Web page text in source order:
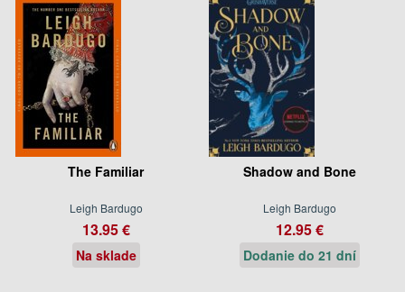
The Familiar
Leigh Bardugo
13.95 €
Na sklade
Shadow and Bone
Leigh Bardugo
12.95 €
Dodanie do 21 dní